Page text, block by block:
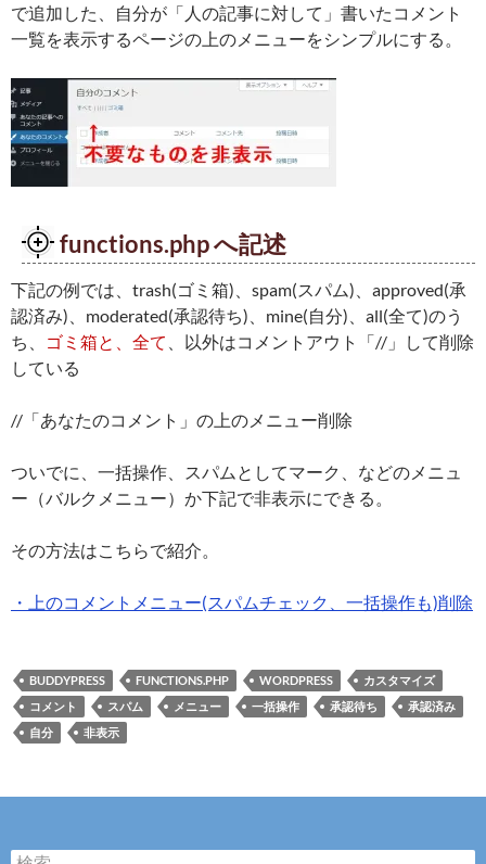
で追加した、自分が「人の記事に対して」書いたコメント
一覧を表示するページの上のメニューをシンプルにする。
functions.php へ記述
下記の例では、trash(ゴミ箱)、spam(スパム)、approved(承
認済み)、moderated(承認待ち)、mine(自分)、all(全て)のう
ち、
ゴミ箱と、全て
、以外はコメントアウト「//」して削除
している
//「あなたのコメント」の上のメニュー削除
ついでに、一括操作、スパムとしてマーク、などのメニュ
ー（バルクメニュー）か下記で非表示にできる。
その方法はこちらで紹介。
・上のコメントメニュー(スパムチェック、一括操作も)削除
BUDDYPRESS FUNCTIONS.PHP WORDPRESS
カスタマイズ
コメント
スパム メニュー 一括操作 承認待ち
承認済み
自分
非表示
検